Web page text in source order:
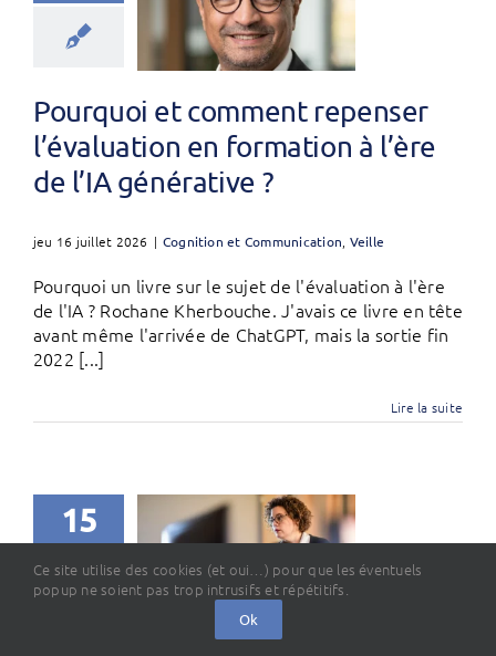
Pourquoi et comment repenser
l’évaluation en formation à l’ère
de l’IA générative ?
jeu 16 juillet 2026 | Cognition et Communication Veille
Pourquoi un livre sur le sujet de l'évaluation à l'ère
de l'IA ? Rochane Kherbouche. J'avais ce livre en tête
avant même l'arrivée de ChatGPT, mais la sortie fin
2022 [...]
Lire la suite
15
07, 2026
Ce site utilise des cookies (et oui…) pour que les éventuels
popup ne soient pas trop intrusifs et répétitifs.
Ok